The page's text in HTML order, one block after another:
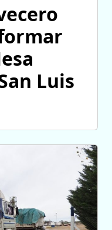
Luis